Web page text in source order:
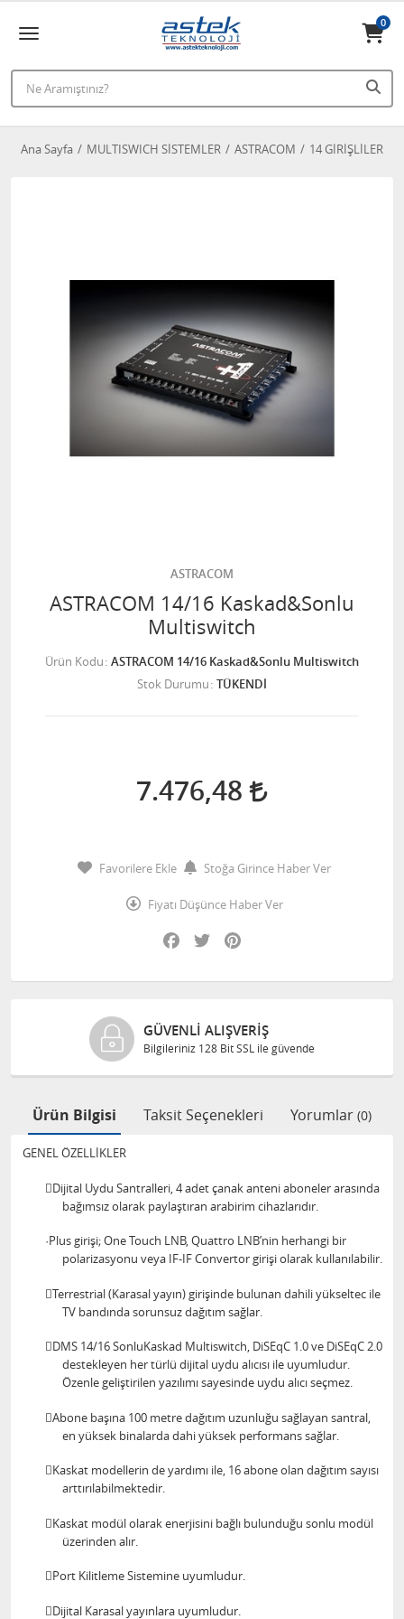
0
Ana Sayfa MULTISWICH SİSTEMLER ASTRACOM 14 GİRİŞLİLER
ASTRACOM
ASTRACOM 14/16 Kaskad&Sonlu
Multiswitch
Ürün Kodu ASTRACOM 14/16 Kaskad&Sonlu Multiswitch
Stok Durumu TÜKENDİ
7.476,48
Favorilere Ekle Stoğa Girince Haber Ver
Fiyatı Düşünce Haber Ver
Facebook
Twitter
Ürünlerimiz %100
Ürün Bilgisi Taksit Seçenekleri Yorumlar (0)
GENEL ÖZELLİKLER
Dijital Uydu Santralleri, 4 adet çanak anteni aboneler arasında
bağımsız olarak paylaştıran arabirim cihazlarıdır.
·Plus girişi; One Touch LNB, Quattro LNB’nin herhangi bir
polarizasyonu veya IF-IF Convertor girişi olarak kullanılabilir.
Terrestrial (Karasal yayın) girişinde bulunan dahili yükseltec ile
TV bandında sorunsuz dağıtım sağlar.
DMS 14/16 SonluKaskad Multiswitch, DiSEqC 1.0 ve DiSEqC 2.0
destekleyen her türlü dijital uydu alıcısı ile uyumludur.
Özenle geliştirilen yazılımı sayesinde uydu alıcı seçmez.
Abone başına 100 metre dağıtım uzunluğu sağlayan santral,
en yüksek binalarda dahi yüksek performans sağlar.
Kaskat modellerin de yardımı ile, 16 abone olan dağıtım sayısı
arttırılabilmektedir.
Kaskat modül olarak enerjisini bağlı bulunduğu sonlu modül
üzerinden alır.
Port Kilitleme Sistemine uyumludur.
Dijital Karasal yayınlara uyumludur.